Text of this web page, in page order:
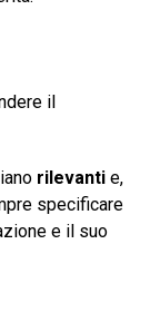
il
rilevanti e,
specificare
e il suo